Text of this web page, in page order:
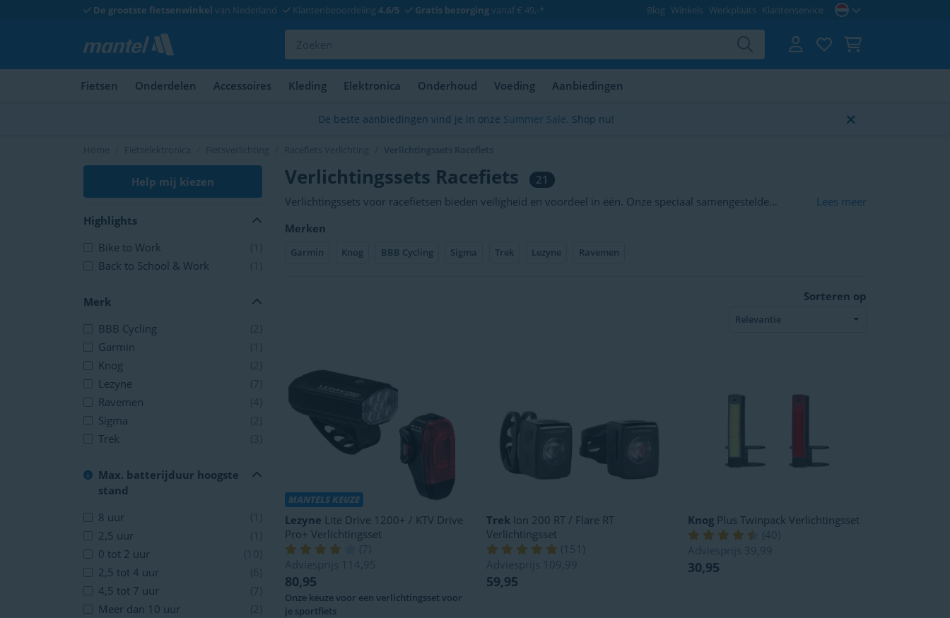
De grootste fietsenwinkel van Nederland Klantenbeoordeling 4.6/5 Gratis bezorgingvanaf € 49,-* Blog Winkels Werkplaats Klantenservice
Fietsen Onderdelen Accessoires Kleding Elektronica Onderhoud Voeding Aanbiedingen
De beste aanbiedingen vind je in onze Summer Sale. Shop nu!
Home Fietselektronica Racefiets Verlichting Verlichtingssets Racefiets
Help mij kiezen
Highlights
Bike to Work
(1)
Back to School & Work
(1)
Merk
BBB Cycling
(2)
Garmin
(1)
Knog
(2)
Lezyne
(7)
Ravemen
(4)
Sigma
(2)
Trek
(3)
Max. batterijduur hoogste
stand
8 uur
(1)
2,5 uur
(1)
0 tot 2 uur
(10)
2,5 tot 4 uur
(6)
4,5 tot 7 uur
(7)
Meer dan 10 uur
(2)
Verlichtingssets Racefiets
21
Verlichtingssets voor racefietsen bieden veiligheid en voordeel in één. Onze speciaal samengestelde
altijd goed zichtbaar, of je nu door de stad racet of op donkere landwegen traint.
Lees meer
Merken
Garmin Knog BBB Cycling Sigma Trek Lezyne Ravemen
Sorteren op
MANTELS KEUZE
Lezyne Lite Drive 1200+ / KTV Drive
Pro+ Verlichtingsset
(7
Adviesprijs
114,95
80,95
Onze keuze voor een verlichtingsset voor
je sportfiets
Trek Ion 200 RT / Flare RT
Verlichtingsset
( 151
Adviesprijs
109,99
59,95
Knog Plus Twinpack Verlichtingsset
(40
Adviesprijs 39,99
30,95